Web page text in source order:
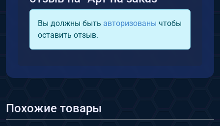
Вы должны быть авторизованы чтобы
оставить отзыв.
Похожие товары